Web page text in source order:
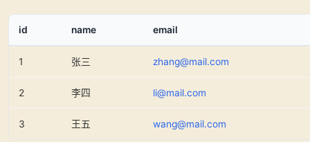
id name email
1 张三 zhang@mail.com
2 李四 li@mail.com
3 王五 wang@mail.com